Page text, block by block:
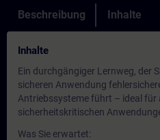
Beschreibung Inhalte
Inhalte
Ein durchgängiger Lernweg, der
sicheren Anwendung
Antriebssysteme führt – ideal für
sicherheitskritischen
Was Sie erwartet: